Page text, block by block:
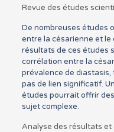
Revue des études
De nombreuses études
entre la césarienne et le
résultats de ces études
corrélation entre la
prévalence de
pas de lien significatif.
études pourrait offrir
sujet complexe.
Analyse des résultats et